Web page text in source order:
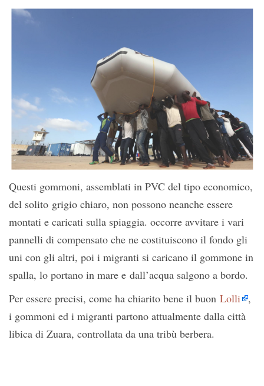
Questi gommoni, assemblati in PVC del tipo economico,
del solito grigio chiaro, non possono neanche essere
montati e caricati sulla spiaggia. occorre avvitare i vari
pannelli di compensato che ne costituiscono il fondo gli
uni con gli altri, poi i migranti si caricano il gommone in
spalla, lo portano in mare e dall’acqua salgono a bordo.
Per essere precisi, come ha chiarito bene il buon Lolli ,
i gommoni ed i migranti partono attualmente dalla città
libica di Zuara, controllata da una tribù berbera.